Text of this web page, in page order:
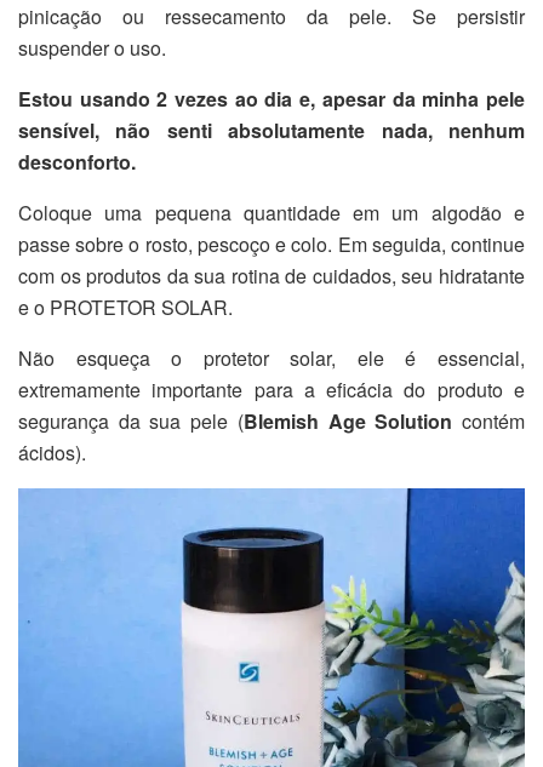
pinicação ou ressecamento da pele. Se persistir
suspender o uso.
Estou usando 2 vezes ao dia e, apesar da minha pele
sensível, não senti absolutamente nada, nenhum
desconforto.
Coloque uma pequena quantidade em um algodão e
passe sobre o rosto, pescoço e colo. Em seguida, continue
com os produtos da sua rotina de cuidados, seu hidratante
e o PROTETOR SOLAR.
Não esqueça o protetor solar, ele é essencial,
extremamente importante para a eficácia do produto e
segurança da sua pele (Blemish Age Solutioncontém
ácidos).